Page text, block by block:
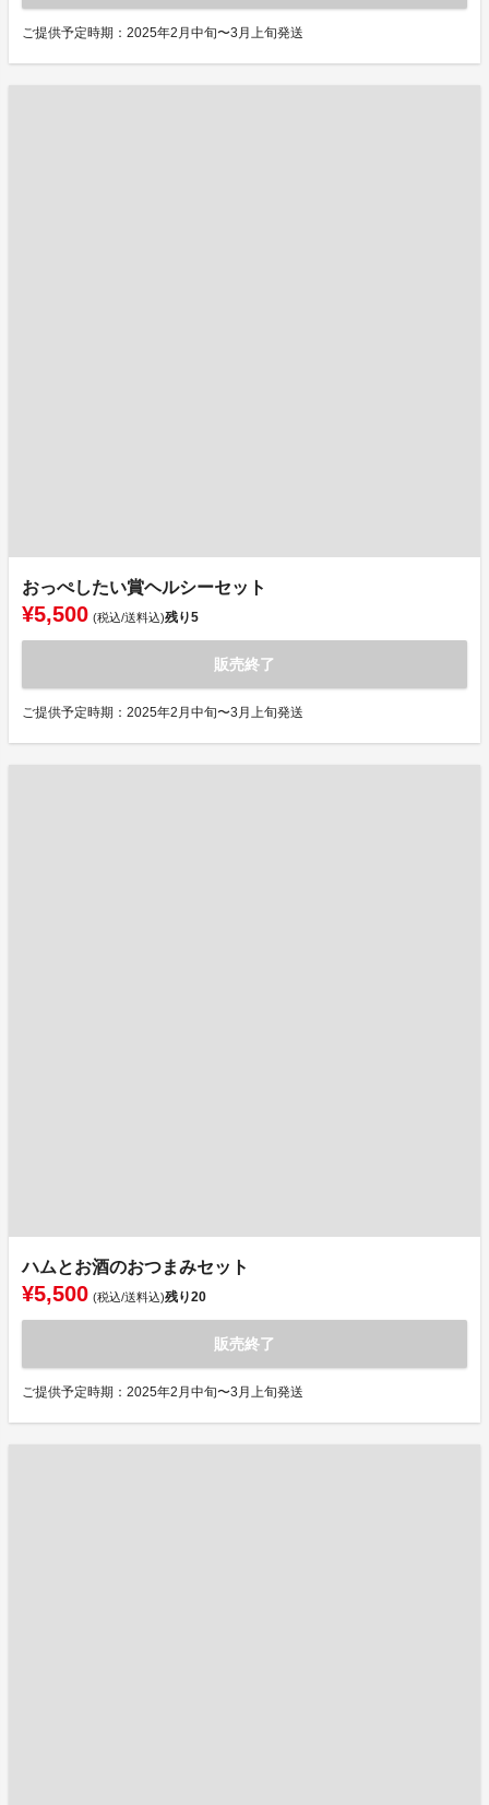
ご提供予定時期：2025年2月中旬〜3月上旬発送
おっぺしたい賞ヘルシーセット
¥5,500 (税込/送料込)残り5
販売終了
ご提供予定時期：2025年2月中旬〜3月上旬発送
ハムとお酒のおつまみセット
¥5,500 (税込/送料込)残り20
販売終了
ご提供予定時期：2025年2月中旬〜3月上旬発送